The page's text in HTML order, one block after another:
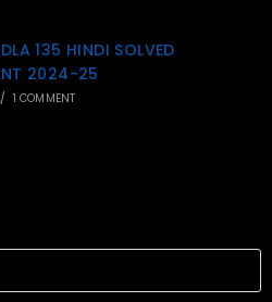
135 HINDI SOLVED
2024-25
/ 1 COMMENT